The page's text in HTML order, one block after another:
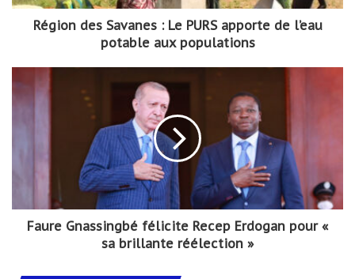
Région des Savanes : Le PURS apporte de l’eau
potable aux populations
Faure Gnassingbé félicite Recep Erdogan pour «
sa brillante réélection »